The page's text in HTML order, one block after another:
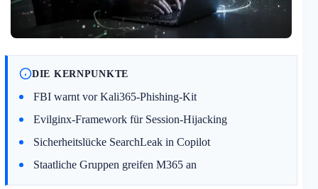
DIE KERNPUNKTE
FBI warnt vor Kali365-Phishing-Kit
Evilginx-Framework für Session-Hijacking
Sicherheitslücke SearchLeak in Copilot
Staatliche Gruppen greifen M365 an